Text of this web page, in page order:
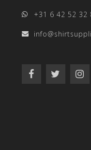
+31 6 42 52 32